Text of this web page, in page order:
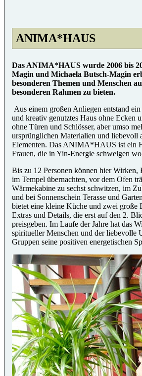
ANIMA*HAUS
Das ANIMA*HAUS wurde 2006 bis
Magin und Michaela Butsch-Magin
besonderen Themen und Menschen
besonderen Rahmen zu bieten.
Aus einem großen Anliegen entstand
und kreativ genutztes Haus ohne Ecken
ohne Türen und Schlösser, aber umso
ursprünglichen Materialien und liebevoll
Elementen. Das ANIMA*HAUS ist ein
Frauen, die in Yin-Energie schwelgen
Bis zu 12 Personen können hier Wirken,
im Tempel übernachten, vor dem Ofen
Wärmekabine zu sechst schwitzen, im
und bei Sonnenschein Terasse und
bietet eine kleine Küche und zwei große
Extras und Details, die erst auf den 2.
preisgeben. Im Laufe der Jahre hat das
spiritueller Menschen und der liebevolle
Gruppen seine positiven energetischen